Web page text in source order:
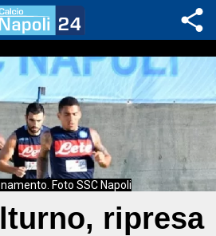
Foto SSC Napoli
ripresa